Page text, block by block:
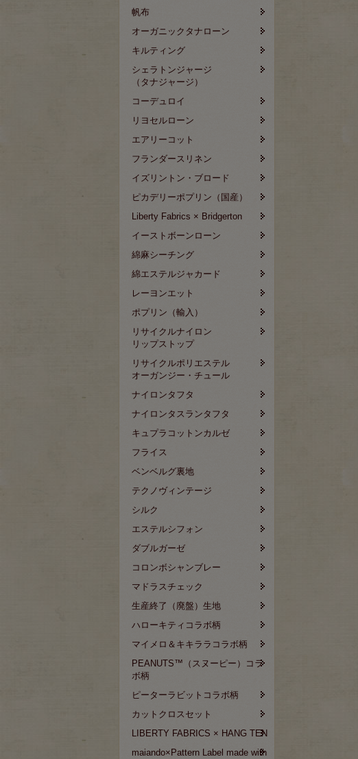
帆布
オーガニックタナローン
キルティング
シェラトンジャージ
（タナジャージ）
コーデュロイ
リヨセルローン
エアリーコット
フランダースリネン
イズリントン・ブロード
ピカデリーポプリン（国産）
Liberty Fabrics × Bridgerton
イーストボーンローン
綿麻シーチング
綿エステルジャカード
レーヨンエット
ポプリン（輸入）
リサイクルナイロン
リップストップ
リサイクルポリエステル
オーガンジー・チュール
ナイロンタフタ
ナイロンタスランタフタ
キュプラコットンカルゼ
フライス
ベンベルグ裏地
テクノヴィンテージ
シルク
エステルシフォン
ダブルガーゼ
コロンボシャンブレー
マドラスチェック
生産終了（廃盤）生地
ハローキティコラボ柄
マイメロ＆キキララコラボ柄
PEANUTS™（スヌーピー）コラ
ボ柄
ピーターラビットコラボ柄
カットクロスセット
LIBERTY FABRICS × HANG TEN
maiando×Pattern Label made with